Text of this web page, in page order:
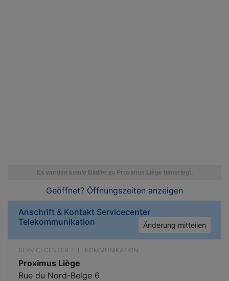
Geöffnet? Öffnungszeiten anzeigen
Anschrift & Kontakt Servicecenter
Telekommunikation
Änderung mitteilen
SERVICECENTER TELEKOMMUNIKATION
Proximus Liège
Rue du Nord-Belge 6